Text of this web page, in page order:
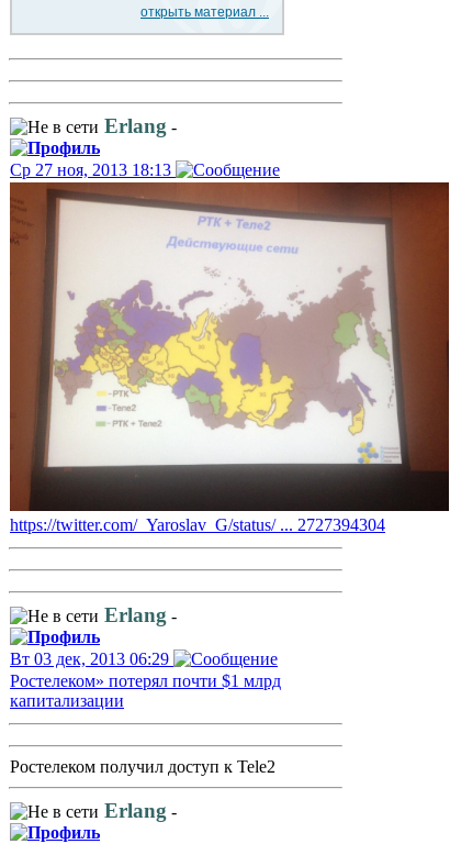
открыть материал ...
Erlang -
Ср 27 ноя, 2013 18:13
https://twitter.com/_Yaroslav_G/status/ ... 2727394304
Erlang -
Вт 03 дек, 2013 06:29
Ростелеком» потерял почти $1 млрд
капитализации
Ростелеком получил доступ к Tele2
Erlang -